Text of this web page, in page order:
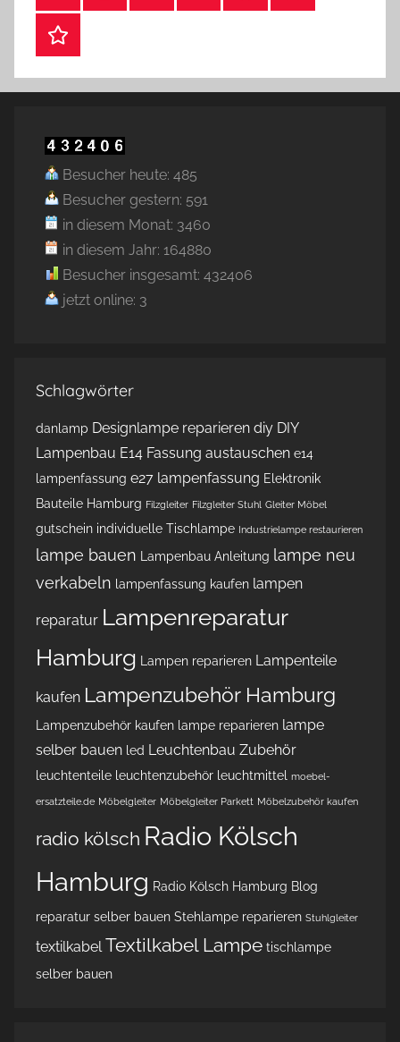
Webshop
Besucher heute: 485
Besucher gestern: 591
in diesem Monat: 3460
in diesem Jahr: 164880
Besucher insgesamt: 432406
jetzt online: 3
Schlagwörter
danlamp Designlampe reparieren diy DIY
Lampenbau E14 Fassung austauschen e14
lampenfassung e27 lampenfassung Elektronik
Bauteile Hamburg Filzgleiter Filzgleiter Stuhl Gleiter Möbel
gutschein individuelle Tischlampe Industrielampe restaurieren
lampe bauen Lampenbau Anleitung lampe neu
verkabeln lampenfassung kaufen lampen
reparatur Lampenreparatur
Hamburg Lampen reparieren Lampenteile
kaufen Lampenzubehör Hamburg
Lampenzubehör kaufen lampe reparieren lampe
selber bauen led Leuchtenbau Zubehör
leuchtenteile leuchtenzubehör leuchtmittel moebel-
ersatzteile.de Möbelgleiter Möbelgleiter Parkett Möbelzubehör kaufen
radio kölsch Radio Kölsch
Hamburg Radio Kölsch Hamburg Blog
reparatur selber bauen Stehlampe reparieren Stuhlgleiter
textilkabel Textilkabel Lampe tischlampe
selber bauen